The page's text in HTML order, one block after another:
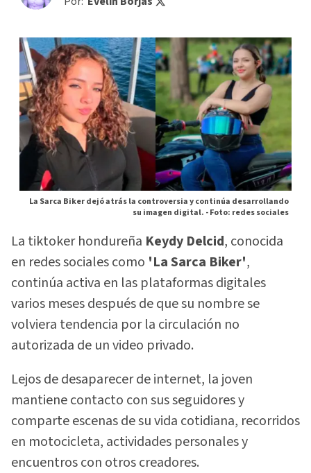
La Sarca Biker dejó atrás la controversia y continúa desarrollando
su imagen digital. -Foto: redes sociales
La tiktoker hondureña Keydy Delcid, conocida
en redes sociales como 'La Sarca Biker',
continúa activa en las plataformas digitales
varios meses después de que su nombre se
volviera tendencia por la circulación no
autorizada de un video privado.
Lejos de desaparecer de internet, la joven
mantiene contacto con sus seguidores y
comparte escenas de su vida cotidiana, recorridos
en motocicleta, actividades personales y
encuentros con otros creadores.